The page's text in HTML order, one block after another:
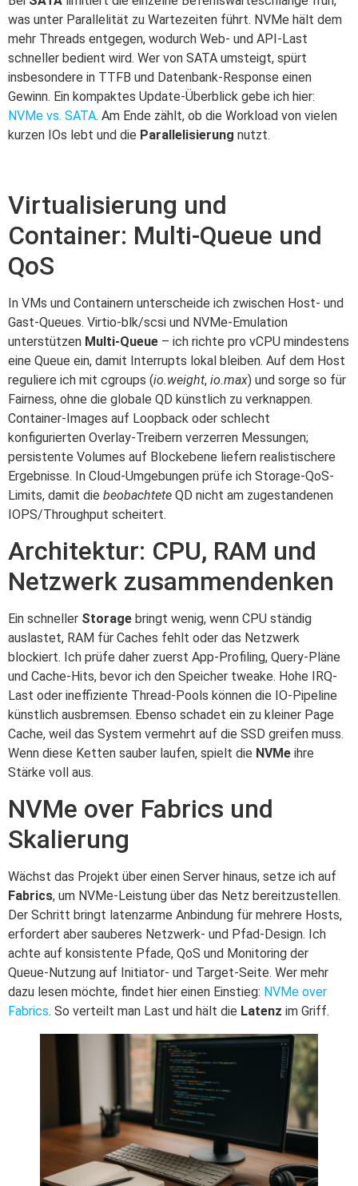
was unter Parallelität zu Wartezeiten führt. NVMe hält dem
mehr Threads entgegen, wodurch Web- und API-Last
schneller bedient wird. Wer von SATA umsteigt, spürt
insbesondere in TTFB und Datenbank-Response einen
Gewinn. Ein kompaktes Update-Überblick gebe ich hier:
NVMe vs. SATA. Am Ende zählt, ob die Workload von vielen
kurzen IOs lebt und die Parallelisierung nutzt.
Virtualisierung und
Container: Multi-Queue und
QoS
In VMs und Containern unterscheide ich zwischen Host- und
Gast-Queues. Virtio-blk/scsi und NVMe-Emulation
unterstützen Multi-Queue – ich richte pro vCPU mindestens
eine Queue ein, damit Interrupts lokal bleiben. Auf dem Host
reguliere ich mit cgroups (io.weight, io.max) und sorge so für
Fairness, ohne die globale QD künstlich zu verknappen.
Container-Images auf Loopback oder schlecht
konfigurierten Overlay-Treibern verzerren Messungen;
persistente Volumes auf Blockebene liefern realistischere
Ergebnisse. In Cloud-Umgebungen prüfe ich Storage-QoS-
Limits, damit die beobachtete QD nicht am zugestandenen
IOPS/Throughput scheitert.
Architektur: CPU, RAM und
Netzwerk zusammendenken
Ein schneller Storage bringt wenig, wenn CPU ständig
auslastet, RAM für Caches fehlt oder das Netzwerk
blockiert. Ich prüfe daher zuerst App-Profiling, Query-Pläne
und Cache-Hits, bevor ich den Speicher tweake. Hohe IRQ-
Last oder ineffiziente Thread-Pools können die IO-Pipeline
künstlich ausbremsen. Ebenso schadet ein zu kleiner Page
Cache, weil das System vermehrt auf die SSD greifen muss.
Wenn diese Ketten sauber laufen, spielt die NVMe ihre
Stärke voll aus.
NVMe over Fabrics und
Skalierung
Wächst das Projekt über einen Server hinaus, setze ich auf
Fabrics, um NVMe-Leistung über das Netz bereitzustellen.
Der Schritt bringt latenzarme Anbindung für mehrere Hosts,
erfordert aber sauberes Netzwerk- und Pfad-Design. Ich
achte auf konsistente Pfade, QoS und Monitoring der
Queue-Nutzung auf Initiator- und Target-Seite. Wer mehr
dazu lesen möchte, findet hier einen Einstieg: NVMe over
Fabrics. So verteilt man Last und hält die Latenz im Griff.